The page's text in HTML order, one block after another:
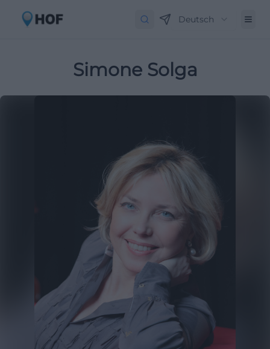
Deutsch
Simone Solga